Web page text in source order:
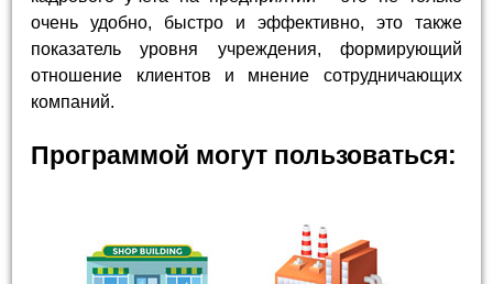
очень удобно, быстро и эффективно, это также
показатель уровня учреждения, формирующий
отношение клиентов и мнение сотрудничающих
компаний.
Программой могут пользоваться: